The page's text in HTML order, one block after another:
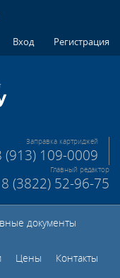
Вход
Регистрация
Заправка картриджей
(913) 109-0009
Главный редактор
8 (3822) 52-96-75
документы
Цены Контакты